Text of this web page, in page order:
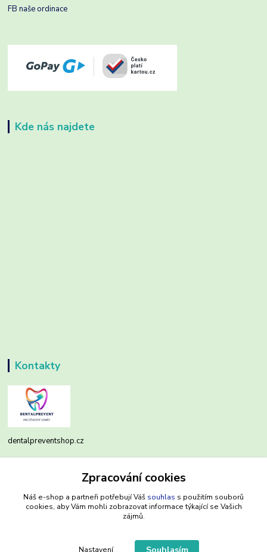
FB naše ordinace
Kde nás najdete
Kontakty
dentalpreventshop.cz
+420721639204
(Po-Pá, 8-16 hod.)
Zpracování cookies
Náš e-shop a partneři potřebují Váš souhlas s použitím souborů
cookies, aby Vám mohli zobrazovat informace týkající se Vašich
zájmů.
Nastavení